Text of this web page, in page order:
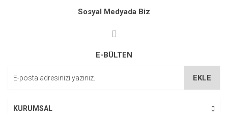
kullanarak tarafımıza iletebilirsiniz.
Görüş ve önerileriniz için teşekkür ederiz.
Ürün açıklamasında eksik bilgiler bulunuyor.
Ürün bilgilerinde hatalar bulunuyor.
Bu ürüne benzer farklı alternatifler olmalı.
Sosyal Medyada Biz
E-BÜLTEN
EKLE
KURUMSAL